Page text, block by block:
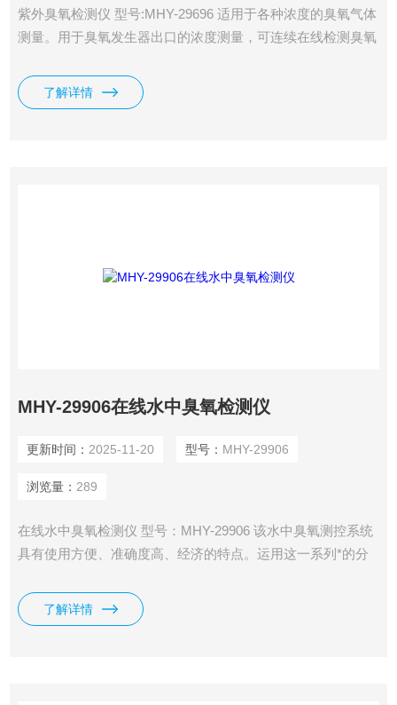
紫外臭氧检测仪 型号:MHY-29696 适用于各种浓度的臭氧气体
测量。用于臭氧发生器出口的浓度测量，可连续在线检测臭氧
了解详情
MHY-29906在线水中臭氧检测仪
更新时间： 2025-11-20 型号： MHY-29906
浏览量： 289
在线水中臭氧检测仪 型号：MHY-29906 该水中臭氧测控系统
具有使用方便、准确度高、经济的特点。运用这一系列*的分
菜单式操作、485通讯等功能。
了解详情